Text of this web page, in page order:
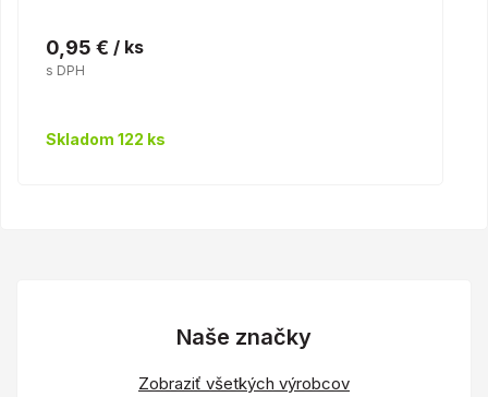
0,95 € / ks
s DPH
Skladom 122 ks
Naše značky
Zobraziť všetkých výrobcov